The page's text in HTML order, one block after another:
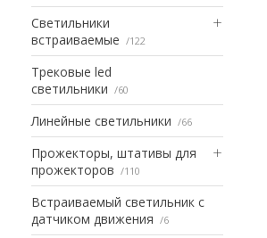
Светильники
встраиваемые
122
Трековые led
светильники
60
Линейные светильники 66
Прожекторы, штативы для
прожекторов
110
Встраиваемый светильник с
датчиком движения
6